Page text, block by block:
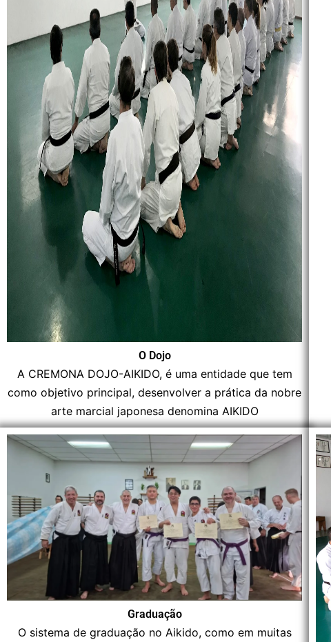
O Dojo
A CREMONA DOJO-AIKIDO, é uma entidade que tem
como objetivo principal, desenvolver a prática da nobre
arte marcial japonesa denomina AIKIDO
Graduação
O sistema de graduação no Aikido, como em muitas